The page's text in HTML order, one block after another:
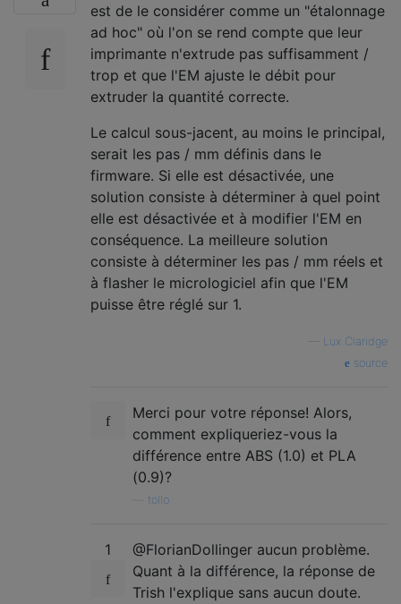
est de le considérer comme un "étalonnage
ad hoc" où l'on se rend compte que leur
imprimante n'extrude pas suffisamment /
trop et que l'EM ajuste le débit pour
extruder la quantité correcte.
Le calcul sous-jacent, au moins le principal,
serait les pas / mm définis dans le
firmware. Si elle est désactivée, une
solution consiste à déterminer à quel point
elle est désactivée et à modifier l'EM en
conséquence. La meilleure solution
consiste à déterminer les pas / mm réels et
à flasher le micrologiciel afin que l'EM
puisse être réglé sur 1.
Lux Claridge
source
Merci pour votre réponse! Alors,
comment expliqueriez-vous la
différence entre ABS (1.0) et PLA
(0.9)?
tollo
1
@FlorianDollinger aucun problème.
Quant à la différence, la réponse de
Trish l'explique sans aucun doute.